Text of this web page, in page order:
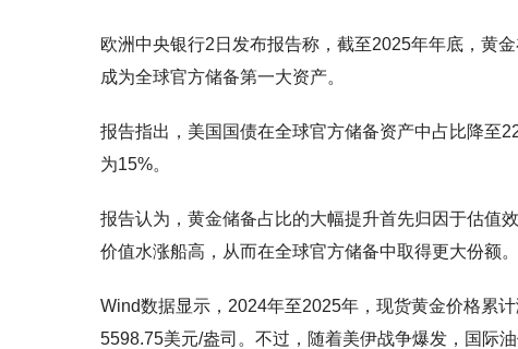
欧洲中央银行2日发布报告称，截至2025年年底，黄
成为全球官方储备第一大资产。
报告指出，美国国债在全球官方储备资产中占比降至
为15%。
报告认为，黄金储备占比的大幅提升首先归因于估值
价值水涨船高，从而在全球官方储备中取得更大份额。
Wind数据显示，2024年至2025年，现货黄金价格累
5598.75美元/盎司。不过，随着美伊战争爆发，国际